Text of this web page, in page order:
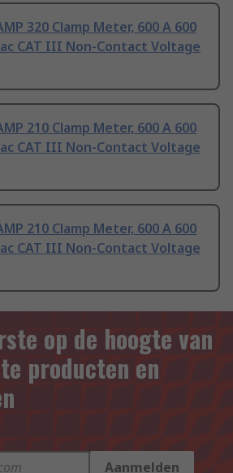
320 Clamp Meter, 600 A 600
ac CAT III Non-Contact Voltage
210 Clamp Meter, 600 A 600
ac CAT III Non-Contact Voltage
210 Clamp Meter, 600 A 600
ac CAT III Non-Contact Voltage
op de hoogte van
producten en
Aanmelden